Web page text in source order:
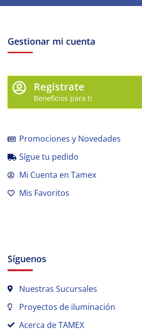
Gestionar mi cuenta
Regístrate
Beneficios para tí
Promociones y Novedades
Sígue tu pedido
Mi Cuenta en Tamex
Mis Favoritos
Síguenos
Nuestras Sucursales
Proyectos de iluminación
Acerca de TAMEX